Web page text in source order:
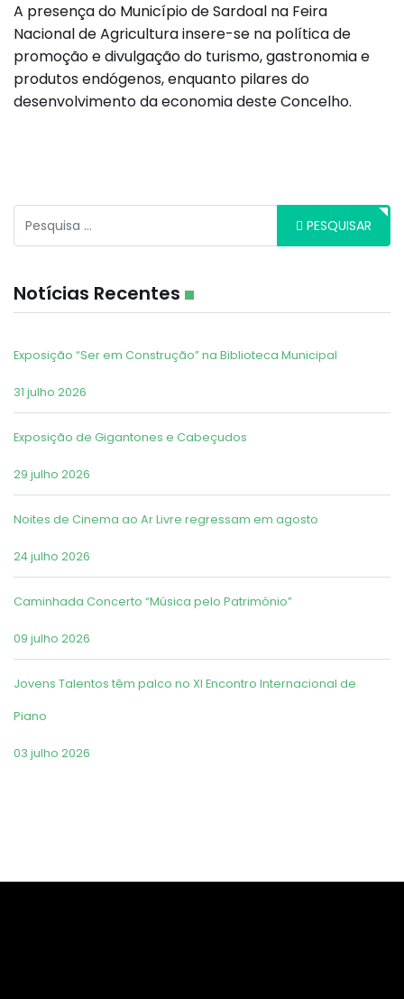
PESQUISAR
Notícias Recentes
Exposição “Ser em Construção” na Biblioteca Municipal
31 julho 2026
Exposição de Gigantones e Cabeçudos
29 julho 2026
Noites de Cinema ao Ar Livre regressam em agosto
24 julho 2026
Caminhada Concerto “Música pelo Património”
09 julho 2026
Jovens Talentos têm palco no XI Encontro Internacional de
Piano
03 julho 2026
A presença do Município de Sardoal na Feira
Nacional de Agricultura insere-se na política de
promoção e divulgação do turismo, gastronomia e
produtos endógenos, enquanto pilares do
desenvolvimento da economia deste Concelho.